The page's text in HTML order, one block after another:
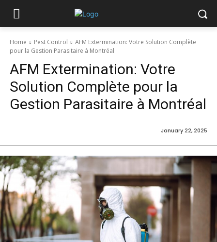
Home Pest Control
AFM Extermination: Votre Solution Complète
pour la Gestion Parasitaire à Montréal
AFM Extermination: Votre
Solution Complète pour la
Gestion Parasitaire à Montréal
January 22, 2025